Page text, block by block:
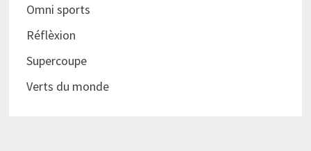
Omni sports
Réflèxion
Supercoupe
Verts du monde